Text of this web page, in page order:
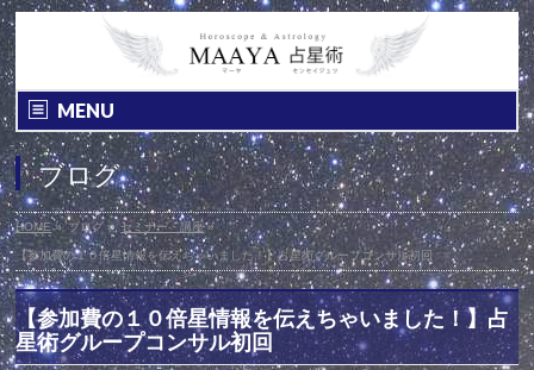
MENU
ブログ
HOME» ブログ » セミナー・講座»
【参加費の１０倍星情報を伝えちゃいました！】占星術グループコンサル初回
【参加費の１０倍星情報を伝えちゃいました！】占
星術グループコンサル初回